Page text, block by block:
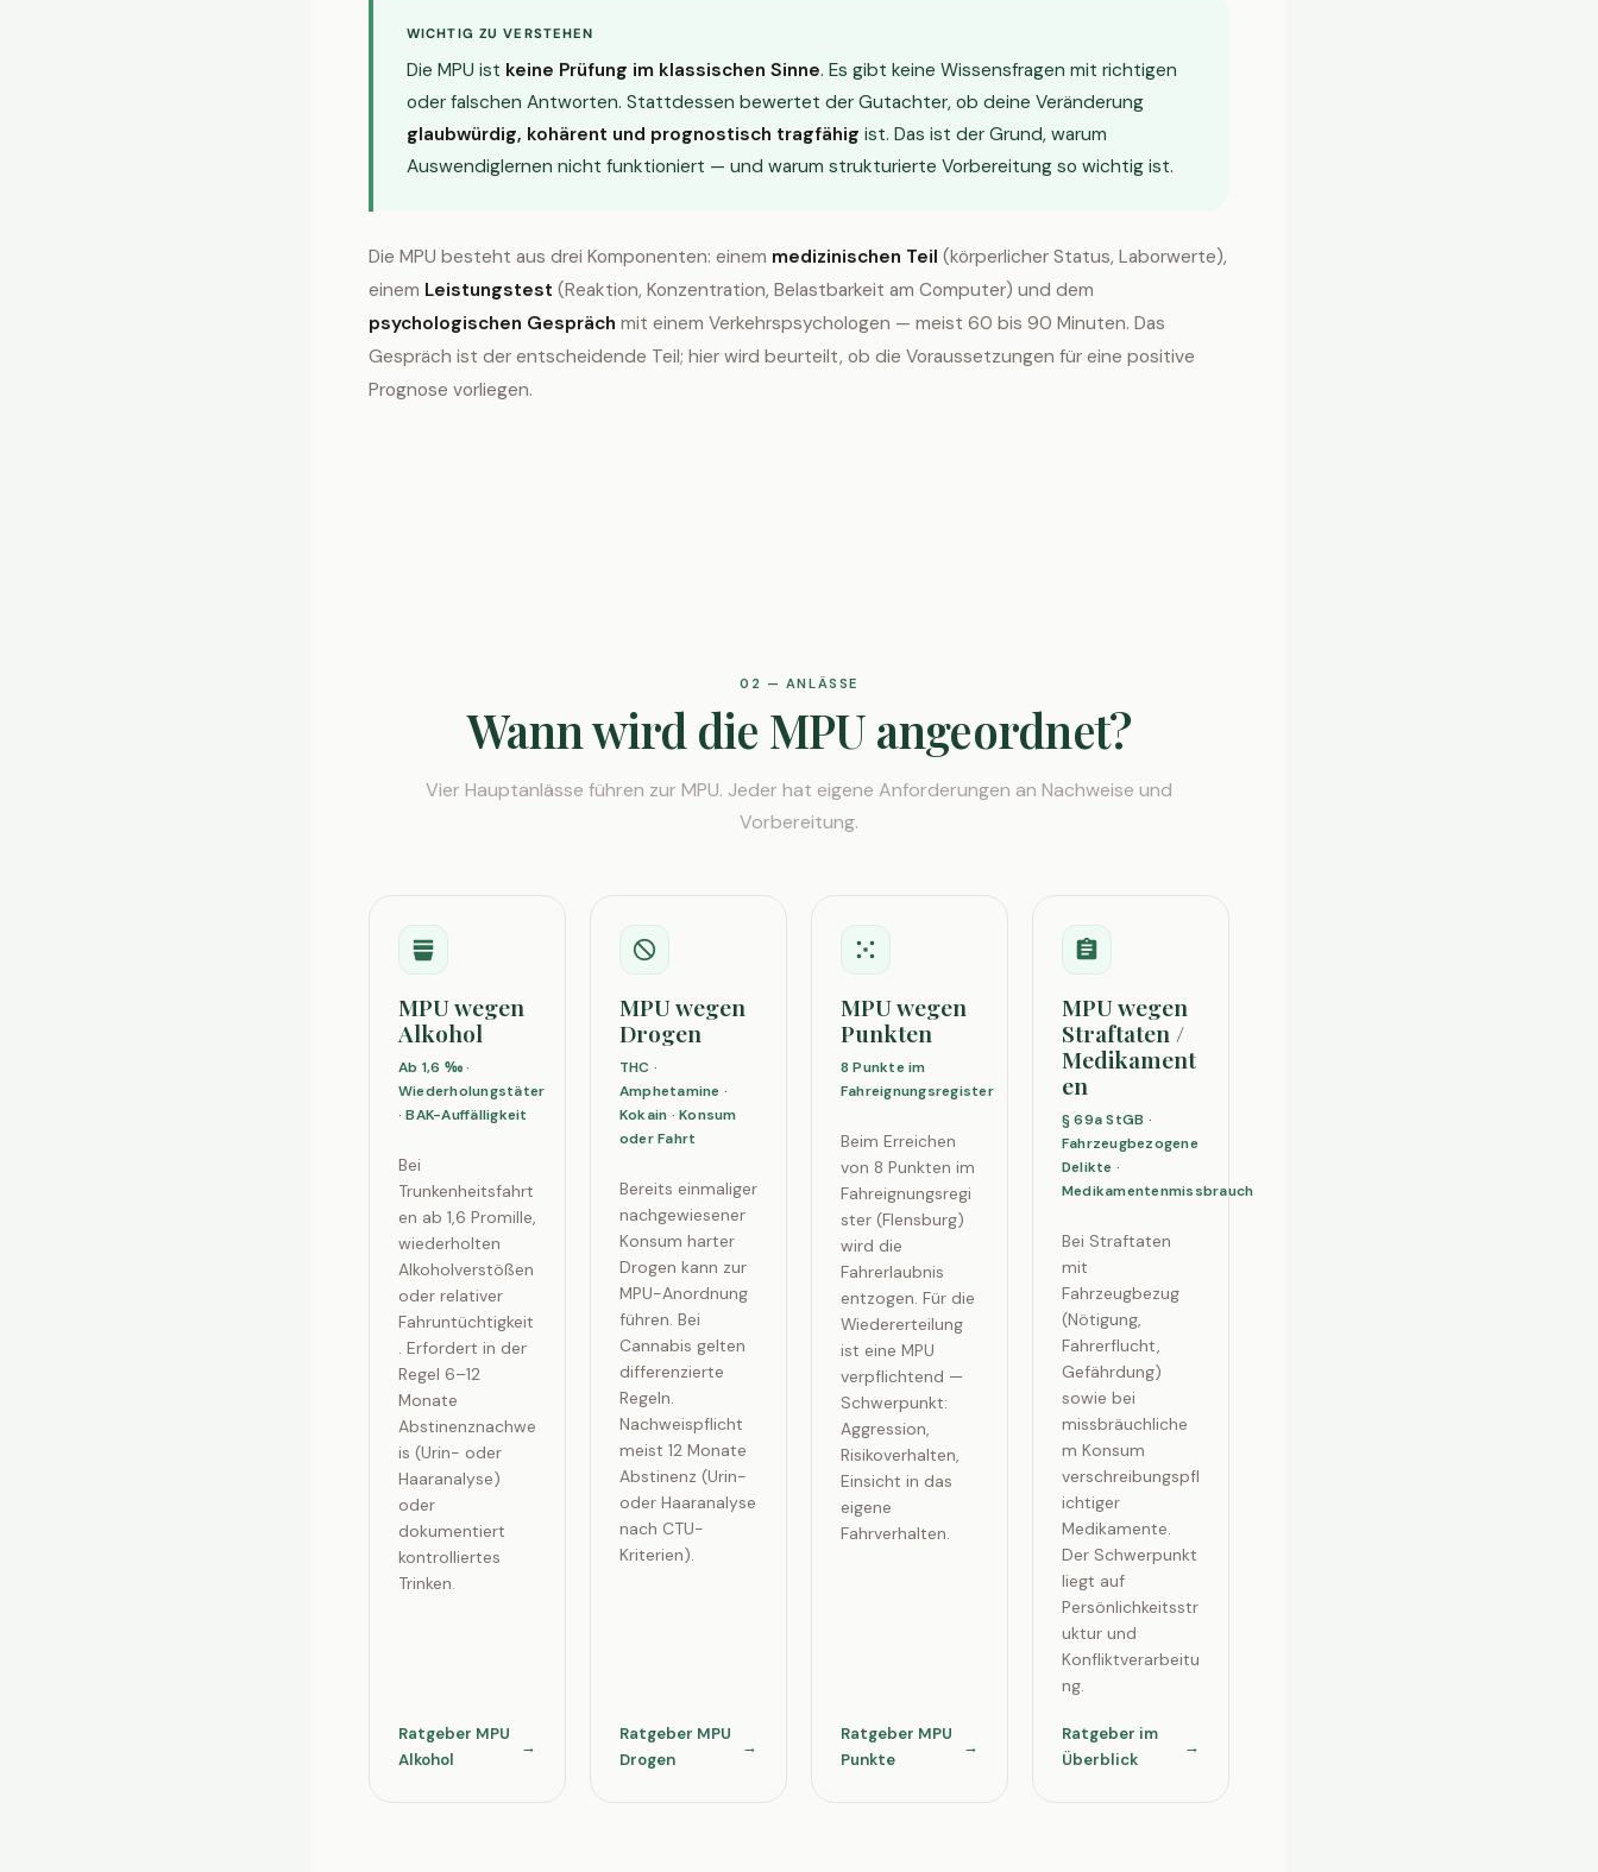
WICHTIG ZU VERSTEHEN
Die MPU ist keine Prüfung im klassischen Sinne. Es gibt keine Wissensfragen mit richtigen
oder falschen Antworten. Stattdessen bewertet der Gutachter, ob deine Veränderung
glaubwürdig, kohärent und prognostisch tragfähig ist. Das ist der Grund, warum
Auswendiglernen nicht funktioniert — und warum strukturierte Vorbereitung so wichtig ist.
Die MPU besteht aus drei Komponenten: einem medizinischen Teil (körperlicher Status, Laborwerte),
einem Leistungstest (Reaktion, Konzentration, Belastbarkeit am Computer) und dem
psychologischen Gespräch mit einem Verkehrspsychologen — meist 60 bis 90 Minuten. Das
Gespräch ist der entscheidende Teil; hier wird beurteilt, ob die Voraussetzungen für eine positive
Prognose vorliegen.
02 — ANLÄSSE
Wann wird die MPU angeordnet?
Vier Hauptanlässe führen zur MPU. Jeder hat eigene Anforderungen an Nachweise und
Vorbereitung.
MPU wegen
Alkohol
Ab 1,6 ‰ ·
Wiederholungstäter
· BAK-Auffälligkeit
Bei
Trunkenheitsfahrt
en ab 1,6 Promille,
wiederholten
Alkoholverstößen
oder relativer
Fahruntüchtigkeit
. Erfordert in der
Regel 6–12
Monate
Abstinenznachwe
is (Urin- oder
Haaranalyse)
oder
dokumentiert
kontrolliertes
Trinken.
Ratgeber MPU
Alkohol
→
MPU wegen
Drogen
THC ·
Amphetamine ·
Kokain · Konsum
oder Fahrt
Bereits einmaliger
nachgewiesener
Konsum harter
Drogen kann zur
MPU-Anordnung
führen. Bei
Cannabis gelten
differenzierte
Regeln.
Nachweispflicht
meist 12 Monate
Abstinenz (Urin-
oder Haaranalyse
nach CTU-
Kriterien).
Ratgeber MPU
Drogen
→
MPU wegen
Punkten
8 Punkte im
Fahreignungsregister
Beim Erreichen
von 8 Punkten im
Fahreignungsregi
ster (Flensburg)
wird die
Fahrerlaubnis
entzogen. Für die
Wiedererteilung
ist eine MPU
verpflichtend —
Schwerpunkt:
Aggression,
Risikoverhalten,
Einsicht in das
eigene
Fahrverhalten.
Ratgeber MPU
Punkte
→
MPU wegen
Straftaten /
Medikament
en
§ 69a StGB ·
Fahrzeugbezogene
Delikte ·
Medikamentenmissbrauch
Bei Straftaten
mit
Fahrzeugbezug
(Nötigung,
Fahrerflucht,
Gefährdung)
sowie bei
missbräuchliche
m Konsum
verschreibungspfl
ichtiger
Medikamente.
Der Schwerpunkt
liegt auf
Persönlichkeitsstr
uktur und
Konfliktverarbeitu
ng.
Ratgeber im
Überblick
→